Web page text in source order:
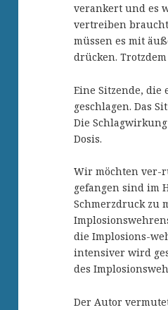
verankert und es
vertreiben
müssen es mit
drücken.
Eine Sitzende, die
geschlagen. Das
Die
Dosis.
Wir möchten ver-
gefangen sind im
Schmerzdruck zu
die Implosions-
intensiver wird
des
Der Autor